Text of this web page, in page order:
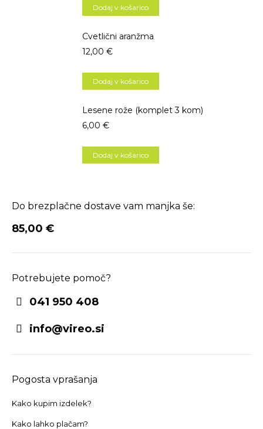
Dodaj v košarico
Cvetlični aranžma
12,00 €
Dodaj v košarico
Lesene rože (komplet 3 kom)
6,00 €
Dodaj v košarico
Do brezplačne dostave vam manjka še:
85,00 €
Potrebujete pomoč?
041 950 408
info@vireo.si
Pogosta vprašanja
Kako kupim izdelek?
Kako lahko plačam?